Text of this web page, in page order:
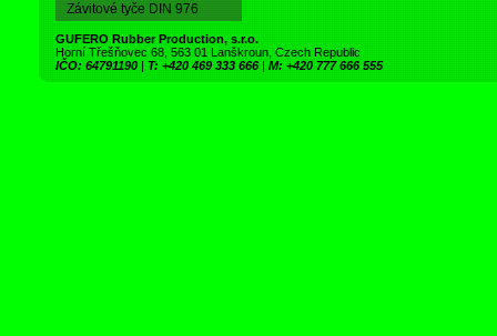
Závitové tyče DIN 976
GUFERO Rubber Production, s.r.o.
Horní Třešňovec 68, 563 01 Lanškroun, Czech Republic
IČO: 64791190 | T: +420 469 333 666 | M: +420 777 666 555